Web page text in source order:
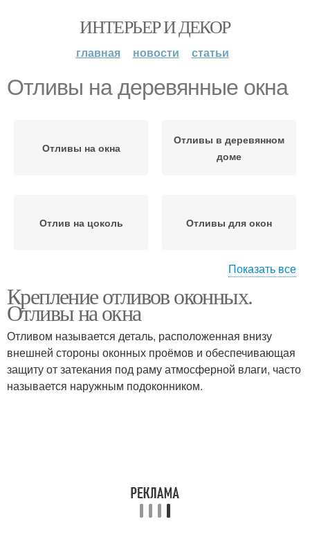
ИНТЕРЬЕР И ДЕКОР
главная новости статьи
Отливы на деревянные окна
Отливы на окна
Отливы в деревянном
доме
Отлив на цоколь Отливы для окон
пластиковые окна
Окна на монтажную пену
Показать все
Крепление отливов оконных.
Отливы на окна
Отливом называется деталь, расположенная внизу
внешней стороны оконных проёмов и обеспечивающая
защиту от затекания под раму атмосферной влаги, часто
называется наружным подоконником.